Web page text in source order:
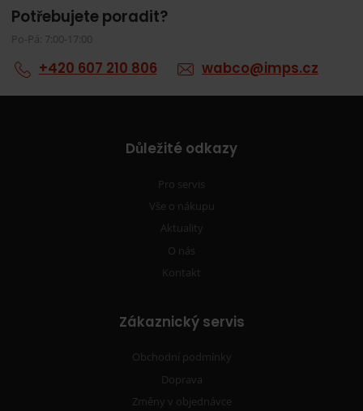
Potřebujete poradit?
Po-Pá: 7:00-17:00
+420 607 210 806 wabco@imps.cz
Důležité odkazy
Pro servis
Vše o nákupu
Aktuality
O nás
Kontakt
Zákaznický servis
Obchodní podmínky
Doprava
Změny v objednávce